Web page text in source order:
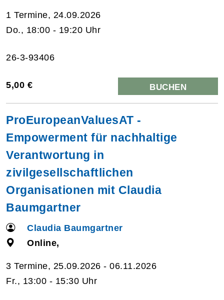
1 Termine, 24.09.2026
Do., 18:00 - 19:20 Uhr
26-3-93406
5,00 € BUCHEN
ProEuropeanValuesAT -
Empowerment für nachhaltige
Verantwortung in
zivilgesellschaftlichen
Organisationen mit Claudia
Baumgartner
Claudia Baumgartner
Online,
3 Termine, 25.09.2026 - 06.11.2026
Fr., 13:00 - 15:30 Uhr